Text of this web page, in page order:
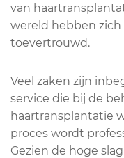
van
wereld hebben
toevertrouwd.
Veel zaken zijn
service die bij de
haartransplantatie
proces wordt
Gezien de hoge